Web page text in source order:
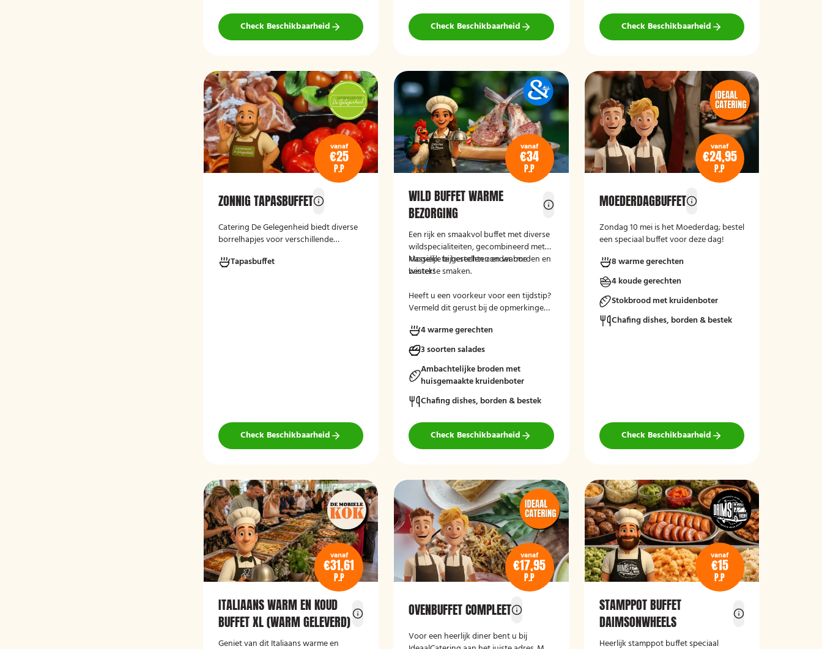
Check Beschikbaarheid Check Beschikbaarheid Check Beschikbaarheid
vanaf
€25
P.P
ZONNIG TAPASBUFFET
Catering De Gelegenheid biedt diverse
borrelhapjes voor verschillende
verjaardag, receptie of andere
Tapasbuffet
Check Beschikbaarheid
vanaf
€34
P.P
WILD BUFFET WARME
BEZORGING
Een rijk en smaakvol buffet met diverse
wildspecialiteiten, gecombineerd met
klassieke bijgerechten en warme
winterse smaken.
Mogelijk te bestellen zonder borden en
bestek!
Heeft u een voorkeur voor een tijdstip?
Vermeld dit gerust bij de opmerkingen
4 warme gerechten
3 soorten salades
Ambachtelijke broden met
huisgemaakte kruidenboter
Chafing dishes, borden & bestek
Check Beschikbaarheid
vanaf
€24,95
P.P
MOEDERDAGBUFFET
Zondag 10 mei is het Moederdag; bestel
een speciaal buffet voor deze dag!
8 warme gerechten
4 koude gerechten
Stokbrood met kruidenboter
Chafing dishes, borden & bestek
Check Beschikbaarheid
vanaf
€31,61
P.P
ITALIAANS WARM EN KOUD
BUFFET XL (WARM GELEVERD)
Geniet van dit Italiaans warme en
vanaf
€17,95
P.P
OVENBUFFET COMPLEET
Voor een heerlijk diner bent u bij
vanaf
€15
P.P
STAMPPOT BUFFET
DAIMSONWHEELS
Heerlijk stamppot buffet speciaal